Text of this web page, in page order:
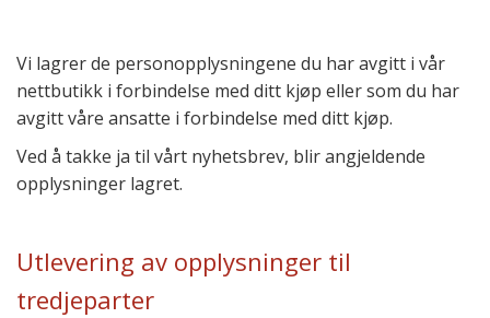
Vi lagrer de personopplysningene du har avgitt i vår
nettbutikk i forbindelse med ditt kjøp eller som du har
avgitt våre ansatte i forbindelse med ditt kjøp.
Ved å takke ja til vårt nyhetsbrev, blir angjeldende
opplysninger lagret.
Utlevering av opplysninger til
tredjeparter